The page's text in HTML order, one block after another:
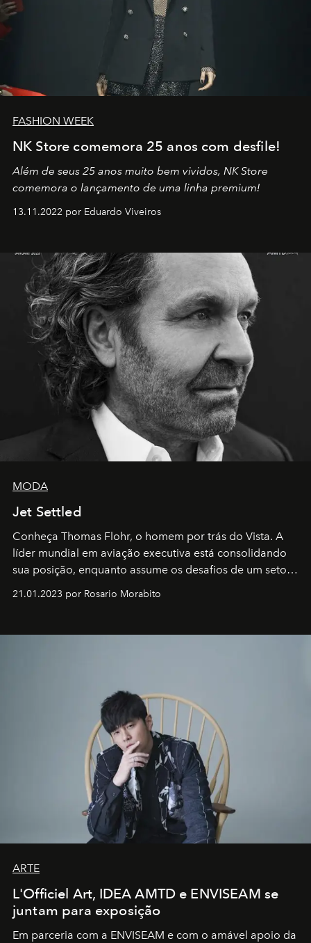
FASHION WEEK
NK Store comemora 25 anos com desfile!
Além de seus 25 anos muito bem vividos, NK Store
comemora o lançamento de uma linha premium!
13.11.2022 por Eduardo Viveiros
MODA
Jet Settled
Conheça Thomas Flohr, o homem por trás do Vista. A
líder mundial em aviação executiva está consolidando
sua posição, enquanto assume os desafios de um setor
21.01.2023 por Rosario Morabito
ARTE
L'Officiel Art, IDEA AMTD e ENVISEAM se
juntam para exposição
Em parceria com a ENVISEAM e com o amável apoio da